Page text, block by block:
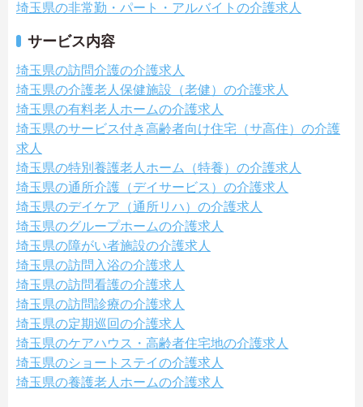
埼玉県の非常勤・パート・アルバイトの介護求人
サービス内容
埼玉県の訪問介護の介護求人
埼玉県の介護老人保健施設（老健）の介護求人
埼玉県の有料老人ホームの介護求人
埼玉県のサービス付き高齢者向け住宅（サ高住）の介護
求人
埼玉県の特別養護老人ホーム（特養）の介護求人
埼玉県の通所介護（デイサービス）の介護求人
埼玉県のデイケア（通所リハ）の介護求人
埼玉県のグループホームの介護求人
埼玉県の障がい者施設の介護求人
埼玉県の訪問入浴の介護求人
埼玉県の訪問看護の介護求人
埼玉県の訪問診療の介護求人
埼玉県の定期巡回の介護求人
埼玉県のケアハウス・高齢者住宅地の介護求人
埼玉県のショートステイの介護求人
埼玉県の養護老人ホームの介護求人